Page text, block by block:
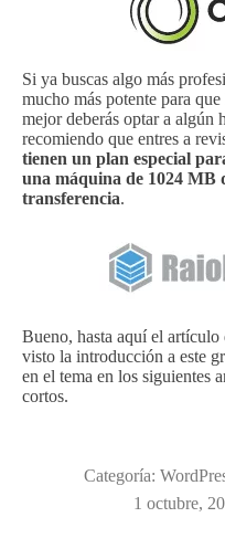
Si ya buscas algo más
mucho más potente para
mejor deberás optar a algún
recomiendo que entres a
tienen un plan especial
una máquina de 1024 MB
transferencia.
Bueno, hasta aquí el artículo
visto la introducción a este
en el tema en los siguientes
cortos.
Categoría:
1 octubre,